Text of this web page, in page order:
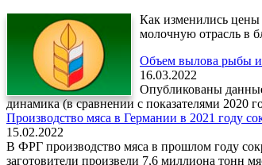
Как изменились цены
молочную отрасль в
Объем вылова рыбы и
16.03.2022
Опубликованы
динамика (в сравнении с показателями 2020
Производство мяса в Германии в 2021 году
15.02.2022
В ФРГ производство мяса в прошлом году
заготовители произвели 7,6 миллиона тонн